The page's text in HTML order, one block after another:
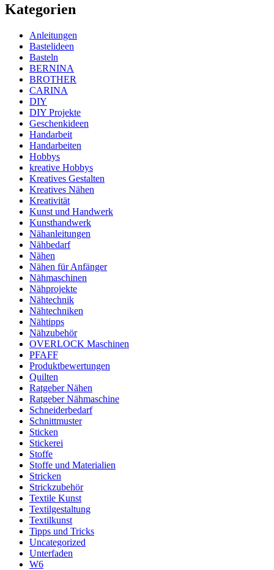
Kategorien
Anleitungen
Bastelideen
Basteln
BERNINA
BROTHER
CARINA
DIY
DIY Projekte
Geschenkideen
Handarbeit
Handarbeiten
Hobbys
kreative Hobbys
Kreatives Gestalten
Kreatives Nähen
Kreativität
Kunst und Handwerk
Kunsthandwerk
Nähanleitungen
Nähbedarf
Nähen
Nähen für Anfänger
Nähmaschinen
Nähprojekte
Nähtechnik
Nähtechniken
Nähtipps
Nähzubehör
OVERLOCK Maschinen
PFAFF
Produktbewertungen
Quilten
Ratgeber Nähen
Ratgeber Nähmaschine
Schneiderbedarf
Schnittmuster
Sticken
Stickerei
Stoffe
Stoffe und Materialien
Stricken
Strickzubehör
Textile Kunst
Textilgestaltung
Textilkunst
Tipps und Tricks
Uncategorized
Unterfaden
W6